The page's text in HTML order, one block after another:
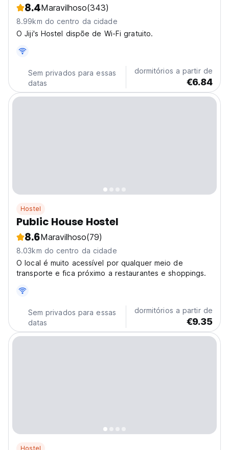
8.4Maravilhoso(343)
8.99km do centro da cidade
O Jiji's Hostel dispõe de Wi-Fi gratuito.
Sem privados para essas
datas
dormitórios a partir de
€6.84
Hostel
Public House Hostel
8.6Maravilhoso(79)
8.03km do centro da cidade
O local é muito acessível por qualquer meio de
transporte e fica próximo a restaurantes e shoppings.
Sem privados para essas
datas
dormitórios a partir de
€9.35
Hostel